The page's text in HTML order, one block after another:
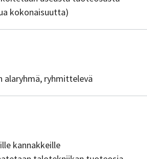
kokonaisuutta)
ryhmittelevä
kannakkeille